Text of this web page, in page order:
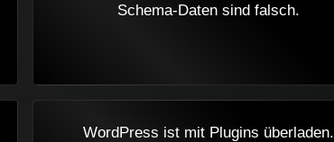
Schema-Daten sind falsch.
WordPress ist mit Plugins überladen.